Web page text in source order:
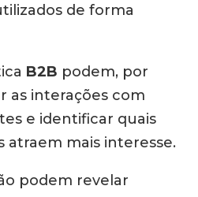
de forma
B2B podem, por
as interações com
e identificar quais
atraem mais interesse.
podem revelar